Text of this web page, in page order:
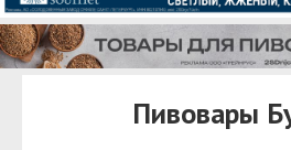
Пивовары